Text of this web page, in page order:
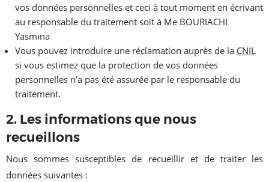
vos données personnelles et ceci à tout moment en écrivant
au responsable du traitement soit à Me BOURIACHI
Yasmina
Vous pouvez introduire une réclamation auprès de la CNIL
si vous estimez que la protection de vos données
personnelles n’a pas été assurée par le responsable du
traitement.
2. Les informations que nous
recueillons
Nous sommes susceptibles de recueillir et de traiter les
données suivantes :